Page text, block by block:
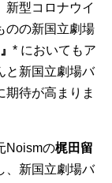
新型コロナウイ
のの新国立劇場
* においてもア
と新国立劇場バ
期待が高まりま
Noismの梶田留
、新国立劇場バ